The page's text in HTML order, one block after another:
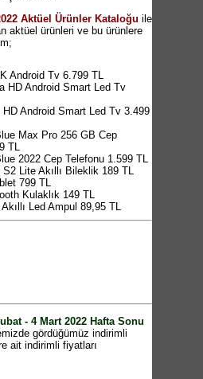
Aktüel Ürünler Kataloğu ile
aktüel ürünleri ve bu ürünlere
Android Tv 6.799 TL
HD Android Smart Led Tv
Android Smart Led Tv 3.499
Max Pro 256 GB Cep
TL
2022 Cep Telefonu 1.599 TL
S2 Lite Akıllı Bileklik 189 TL
799 TL
Kulaklık 149 TL
Led Ampul 89,95 TL
Hoparlör 89,95 TL
Filtre Kahve Makinesi 249 TL
Dik Süpürge 499 TL
Multi Blender Seti 479 TL
Çay Makinesi 399 TL
Kurutma Makinesi 179 TL
Isıtıcı 279 TL
- 4 Mart 2022 Hafta Sonu
gördüğümüz indirimli
ait indirimli fiyatları